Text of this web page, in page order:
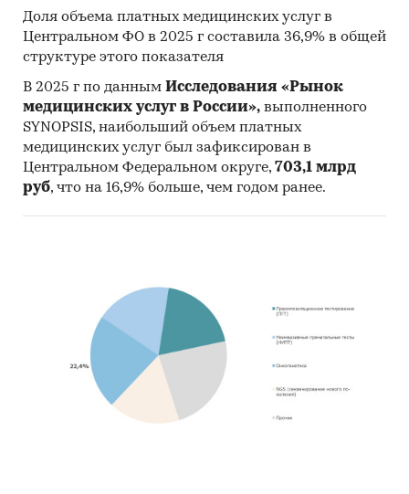
Доля объема платных медицинских услуг в
Центральном ФО в 2025 г составила 36,9% в общей
структуре этого показателя
В 2025 г по данным Исследования «Рынок
медицинских услуг в России», выполненного
SYNOPSIS, наибольший объем платных
медицинских услуг был зафиксирован в
Центральном Федеральном округе, 703,1 млрд
руб, что на 16,9% больше, чем годом ранее.